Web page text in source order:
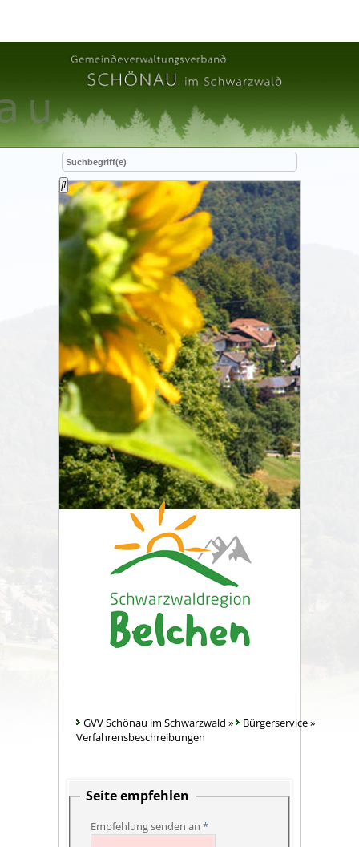
GVV Schönau im Schwarzwald » Bürgerservice»
Verfahrensbeschreibungen
Seite empfehlen
Empfehlung senden an *